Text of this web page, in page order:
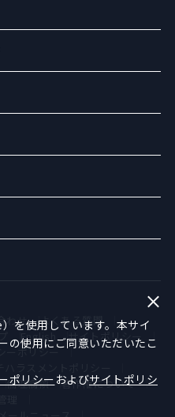
わせ
よくある質問
English
サイトポリシー
ーポリシー
倫理綱領
著作権について
を使用しています。本サイ
の使用にご同意いただいたこ
ポリシー およびサイトポリシ